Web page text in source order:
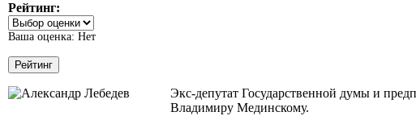
Рейтинг:
Ваша оценка: Нет
Экс-депутат Государственной думы и
Владимиру Мединскому.